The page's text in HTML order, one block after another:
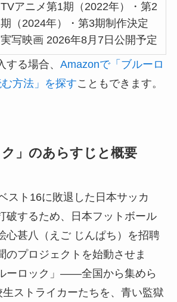
TVアニメ第1期（2022年）・第2
期（2024年）・第3期制作決定
実写映画 2026年8月7日公開予定
る場合、 Amazonで「ブルーロ
方法」を探すこともできます。
ク」のあらすじと概要
スト16に敗退した日本サッカ
破するため、日本フットボール
心甚八（えご じんぱち）を招聘
のプロジェクトを始動させま
ーロック」――全国から集めら
ストライカーたちを、青い監獄